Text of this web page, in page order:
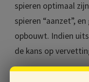
spieren optimaal
spieren “aanzet”,
opbouwt. Indien
de kans op